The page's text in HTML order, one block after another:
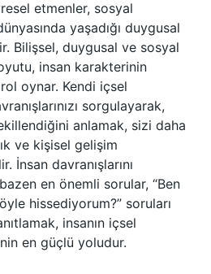
etmenler, sosyal
yaşadığı duygusal
Bilişsel, duygusal ve sosyal
insan karakterinin
oynar. Kendi içsel
sorgulayarak,
anlamak, sizi daha
ve kişisel gelişim
İnsan davranışlarını
en önemli sorular, “Ben
hissediyorum?” soruları
insanın içsel
en güçlü yoludur.